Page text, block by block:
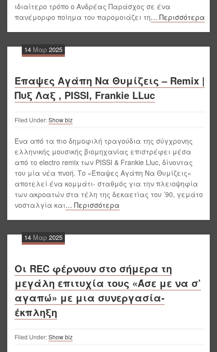
ιδιαίτερο τρόπο ο Ανδρέας Παράσχος σε ένα
πανέμορφο ποίημα του παρομοιάζει τη… Περισσότερα
14 Μαρ 2025
Έπαψες Αγάπη Να Θυμίζεις – Remix |
Πυξ Λαξ , PISSI, Frankie LLuc
Filed Under:Show biz
Ένα από τα πιο δημοφιλή τραγούδια της σύγχρονης
ελληνικής μουσικής βιομηχανίας επιστρέφει μέσα
από το electro remix των PISSI & Frankie Lluc, δίνοντας
του μία νέα πνοή. Το «Έπαψες Αγάπη Να Θυμίζεις»
αποτελεί ένα κομμάτι- σταθμός για την πλειοψηφία
των ακροατών στα τέλη της δεκαετίας του ’90, γεμάτο
νοσταλγία και… Περισσότερα
14 Μαρ 2025
Οι REC φέρνουν στο σήμερα τη
μεγάλη επιτυχία τους «Άσε με να σ’
αγαπώ» με μια συνεργασία-
έκπληξη
Filed Under:Show biz